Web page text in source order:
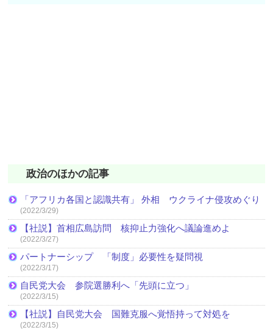
政治のほかの記事
「アフリカ各国と認識共有」 外相 ウクライナ侵攻めぐり
(2022/3/29)
【社説】首相広島訪問 核抑止力強化へ議論進めよ
(2022/3/27)
パートナーシップ 「制度」必要性を疑問視
(2022/3/17)
自民党大会 参院選勝利へ「先頭に立つ」
(2022/3/15)
【社説】自民党大会 国難克服へ覚悟持って対処を
(2022/3/15)